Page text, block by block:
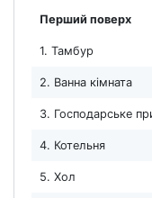
Перший поверх
1. Тамбур
2. Ванна кімната
3. Господарське
4. Котельня
5. Хол